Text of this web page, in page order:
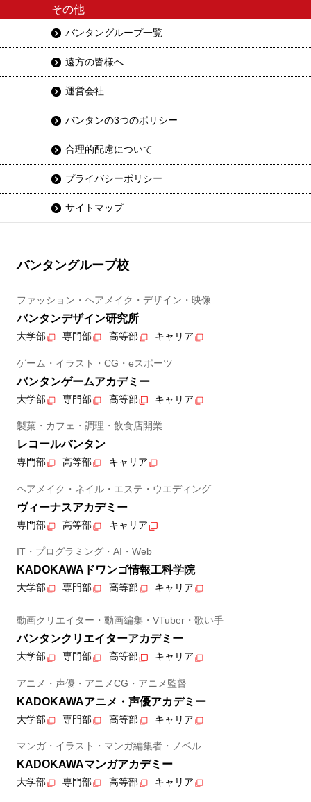
その他
バンタングループ一覧
遠方の皆様へ
運営会社
バンタンの3つのポリシー
合理的配慮について
プライバシーポリシー
サイトマップ
バンタングループ校
ファッション・ヘアメイク・デザイン・映像
バンタンデザイン研究所
大学部 専門部 高等部 キャリア
ゲーム・イラスト・CG・eスポーツ
バンタンゲームアカデミー
大学部 専門部 高等部 キャリア
製菓・カフェ・調理・飲食店開業
レコールバンタン
専門部 高等部 キャリア
ヘアメイク・ネイル・エステ・ウエディング
ヴィーナスアカデミー
専門部 高等部 キャリア
IT・プログラミング・AI・Web
KADOKAWAドワンゴ情報工科学院
大学部 専門部 高等部 キャリア
動画クリエイター・動画編集・VTuber・歌い手
バンタンクリエイターアカデミー
大学部 専門部 高等部 キャリア
アニメ・声優・アニメCG・アニメ監督
KADOKAWAアニメ・声優アカデミー
大学部 専門部 高等部 キャリア
マンガ・イラスト・マンガ編集者・ノベル
KADOKAWAマンガアカデミー
大学部 専門部 高等部 キャリア